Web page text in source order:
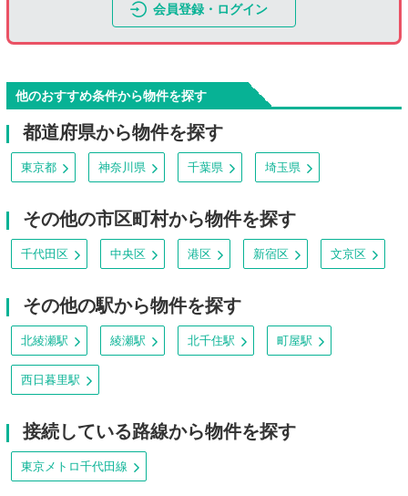
会員登録・ログイン
他のおすすめ条件から物件を探す
都道府県から物件を探す
東京都 神奈川県 千葉県 埼玉県
その他の市区町村から物件を探す
千代田区 中央区 港区 新宿区 文京区
その他の駅から物件を探す
北綾瀬駅 綾瀬駅 北千住駅 町屋駅
西日暮里駅
接続している路線から物件を探す
東京メトロ千代田線